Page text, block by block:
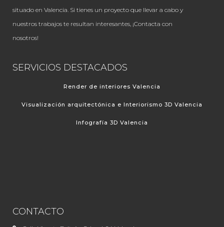
situado en Valencia. Si tienes un proyecto que llevar a cabo y
nuestros trabajos te resultan interesantes, ¡Contacta con
nosotros!
SERVICIOS DESTACADOS
Render de interiores Valencia
Visualización arquitectónica e Interiorismo 3D Valencia
Infografía 3D Valencia
CONTACTO